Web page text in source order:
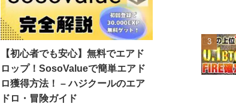
【初心者でも安心】無料でエアド
ロップ！SosoValueで簡単エアド
ロ獲得方法！ – ハジクールのエア
ドロ・冒険ガイド